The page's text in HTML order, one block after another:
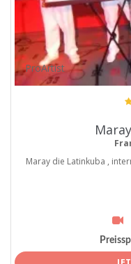
ProArtist
Maray die Latinkuba ,